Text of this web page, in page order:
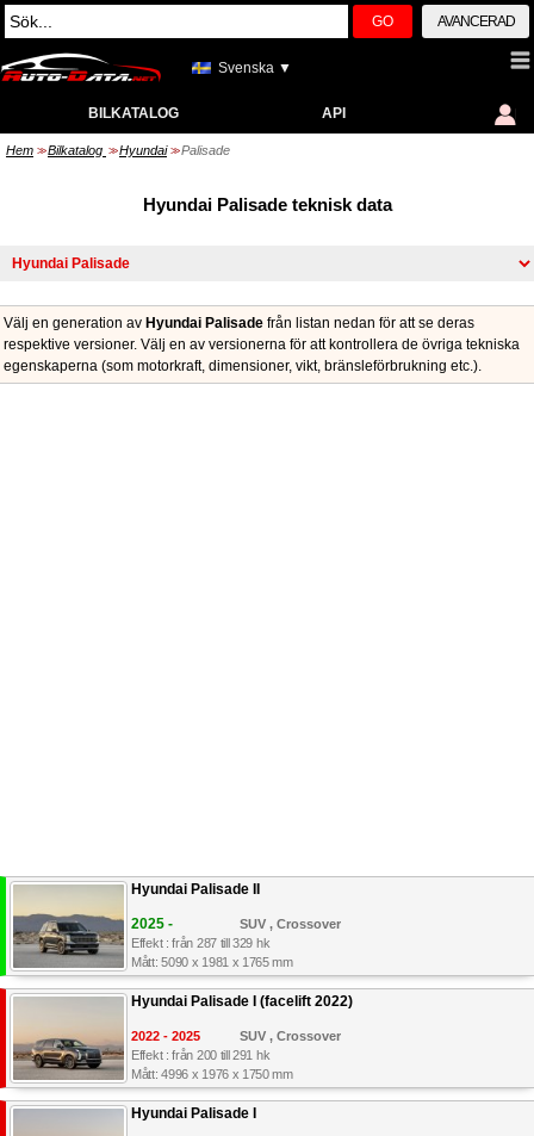
GO AVANCERAD
Svenska ▼
BILKATALOG API
Hem >> Bilkatalog >> Hyundai >> Palisade
Hyundai Palisade teknisk data
Välj en generation av Hyundai Palisade från listan nedan för att se deras
respektive versioner. Välj en av versionerna för att kontrollera de övriga tekniska
egenskaperna (som motorkraft, dimensioner, vikt, bränsleförbrukning etc.).
Hyundai Palisade II
2025 -
SUV , Crossover
Effekt : från 287 till 329 hk
Mått: 5090 x 1981 x 1765 mm
Hyundai Palisade I (facelift 2022)
2022 - 2025
SUV , Crossover
Effekt : från 200 till 291 hk
Mått: 4996 x 1976 x 1750 mm
Hyundai Palisade I